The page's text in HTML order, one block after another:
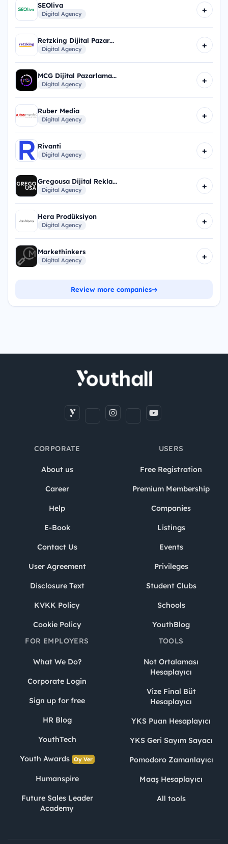
SEOliva
Digital Agency +
Retzking Dijital Pazar...
Digital Agency +
MCG Dijital Pazarlama...
Digital Agency +
Ruber Media
Digital Agency +
Rivanti
Digital Agency +
Gregousa Dijital Rekla...
Digital Agency +
Hera Prodüksiyon
Digital Agency +
Markethinkers
Digital Agency +
Review more companies
CORPORATE
About us
Career
Help
E-Book
Contact Us
User Agreement
Disclosure Text
KVKK Policy
Cookie Policy
USERS
Free Registration
Premium Membership
Companies
Listings
Events
Privileges
Student Clubs
Schools
YouthBlog
FOR EMPLOYERS
What We Do?
Corporate Login
Sign up for free
HR Blog
YouthTech
Youth Awards Oy Ver
Humanspire
Future Sales Leader
Academy
TOOLS
Not Ortalaması
Hesaplayıcı
Vize Final Büt
Hesaplayıcı
YKS Puan Hesaplayıcı
YKS Geri Sayım Sayacı
Pomodoro Zamanlayıcı
Maaş Hesaplayıcı
All tools